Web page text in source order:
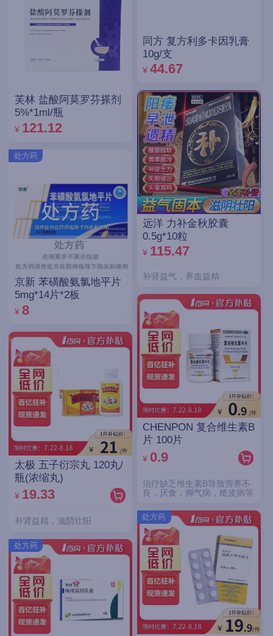
芙林 盐酸阿莫罗芬搽剂
5%*1ml/瓶
¥ 121.12
处方药
京新 苯磺酸氨氯地平片
5mg*14片*2板
¥ 8
太极 五子衍宗丸 120丸/
瓶(浓缩丸)
¥ 19.33
补肾益精，滋阴壮阳
处方药
同方 复方利多卡因乳膏
10g/支
¥ 44.67
远洋 力补金秋胶囊
0.5g*10粒
¥ 115.47
补肾益气，养血益精
CHENPON 复合维生素B
片 100片
¥ 0.9
治疗缺乏维生素B导致营养不
良，厌食，脚气病，糙皮病等
处方药